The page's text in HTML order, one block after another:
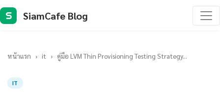
S SiamCafe Blog
หน้าแรก › it › คู่มือ LVM Thin Provisioning Testing Strategy...
IT